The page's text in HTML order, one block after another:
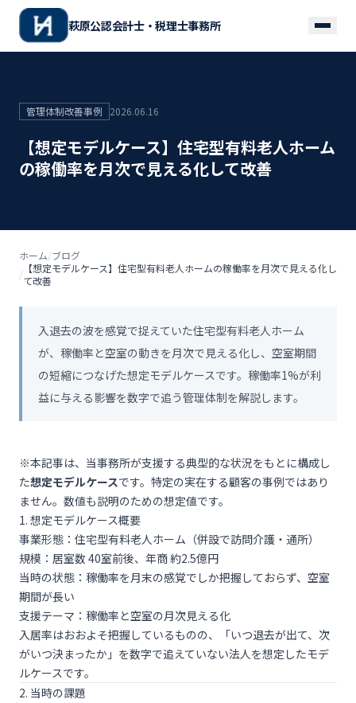
萩原公認会計士・税理士事務所
管理体制改善事例 2026.06.16
【想定モデルケース】住宅型有料老人ホーム
の稼働率を月次で見える化して改善
ホーム/ブログ
/ 【想定モデルケース】住宅型有料老人ホームの稼働率を月次で見える化し
て改善
入退去の波を感覚で捉えていた住宅型有料老人ホーム
が、稼働率と空室の動きを月次で見える化し、空室期間
の短縮につなげた想定モデルケースです。稼働率1%が利
益に与える影響を数字で追う管理体制を解説します。
※本記事は、当事務所が支援する典型的な状況をもとに構成し
た想定モデルケースです。特定の実在する顧客の事例ではあり
ません。数値も説明のための想定値です。
1. 想定モデルケース概要
事業形態：住宅型有料老人ホーム（併設で訪問介護・通所）
規模：居室数 40室前後、年商 約2.5億円
当時の状態：稼働率を月末の感覚でしか把握しておらず、空室
期間が長い
支援テーマ：稼働率と空室の月次見える化
入居率はおおよそ把握しているものの、「いつ退去が出て、次
がいつ決まったか」を数字で追えていない法人を想定したモデ
ルケースです。
2. 当時の課題